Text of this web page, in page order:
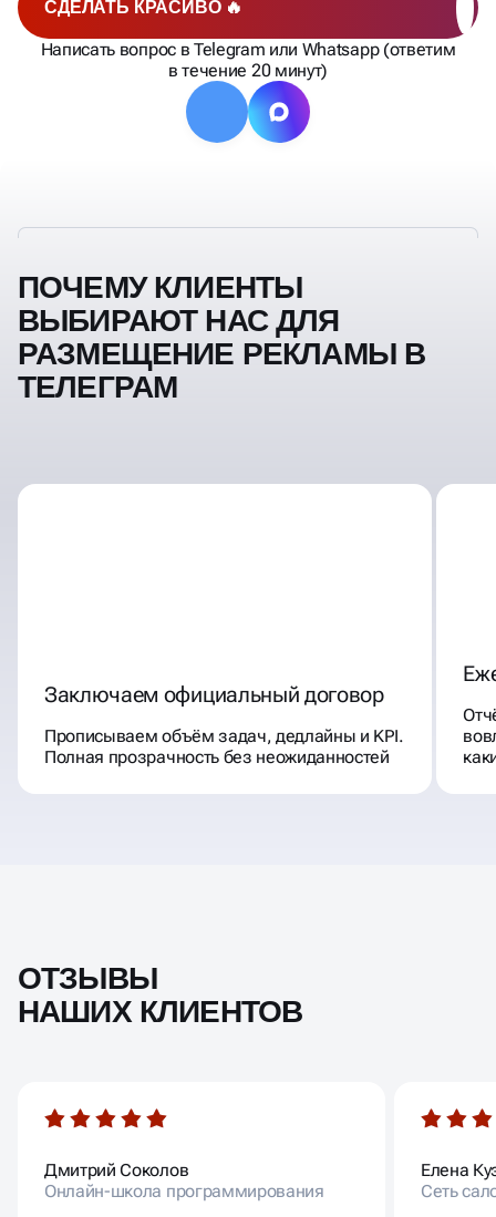
СДЕЛАТЬ КРАСИВО 🔥
Написать вопрос в Telegram или Whatsapp (ответим
в течение 20 минут)
ПОЧЕМУ КЛИЕНТЫ
ВЫБИРАЮТ НАС ДЛЯ
РАЗМЕЩЕНИЕ РЕКЛАМЫ В
ТЕЛЕГРАМ
Заключаем официальный договор
Прописываем объём задач, дедлайны и KPI.
Полная прозрачность без неожиданностей
ОТЗЫВЫ
НАШИХ КЛИЕНТОВ
Дмитрий Соколов
Онлайн-школа программирования
Елена
Сеть